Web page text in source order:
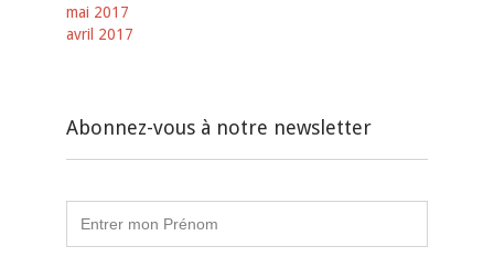
mai 2017
avril 2017
Abonnez-vous à notre newsletter